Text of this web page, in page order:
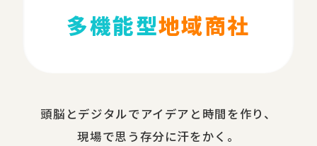
多機能型地域商社
頭脳と​デジタルで​アイデアと​時間を​作り、​
現場で​思う​存分に​汗を​かく。